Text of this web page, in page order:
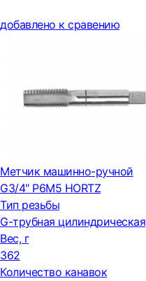
добавлено к сравению
Метчик машинно-ручной
G3/4" Р6М5 HORTZ
Тип резьбы
G-трубная цилиндрическая
Вес, г
362
Количество канавок